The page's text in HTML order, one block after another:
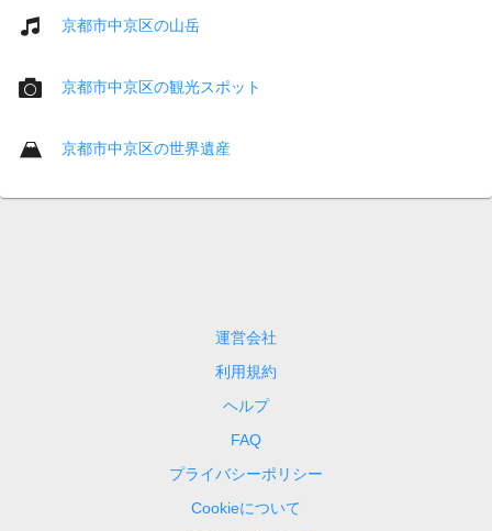
京都市中京区の山岳
京都市中京区の観光スポット
京都市中京区の世界遺産
運営会社
利用規約
ヘルプ
FAQ
プライバシーポリシー
Cookieについて